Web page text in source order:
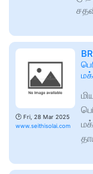
🕑 Fri, 28 Mar 2025
www.seithisolai.com